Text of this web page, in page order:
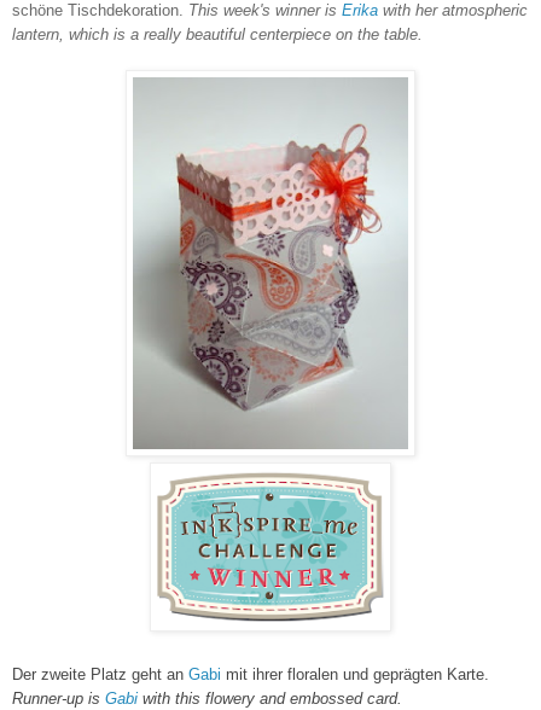
schöne Tischdekoration. This week's winner is Erika with her atmospheric
lantern, which is a really beautiful centerpiece on the table.
Der zweite Platz geht an Gabi mit ihrer floralen und geprägten Karte.
Runner-up is Gabi with this flowery and embossed card.